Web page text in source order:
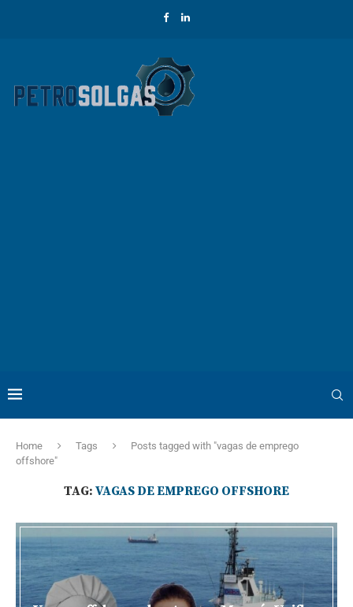
Home Tags
Posts tagged with "vagas de emprego
offshore"
TAG: VAGAS DE EMPREGO OFFSHORE